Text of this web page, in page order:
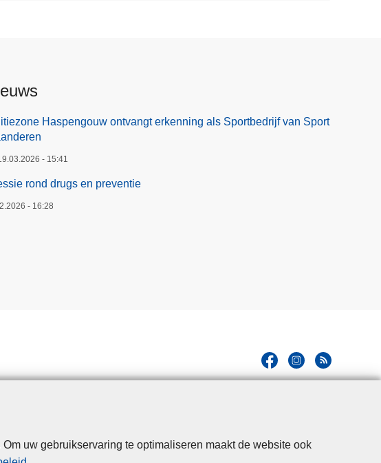
uw gebruikservaring te optimaliseren maakt de website ook
Haspengouw ontvangt erkenning als Sportbedrijf van Sport
- 15:41
rond drugs en preventie
- 16:28
Toegankelijkheid